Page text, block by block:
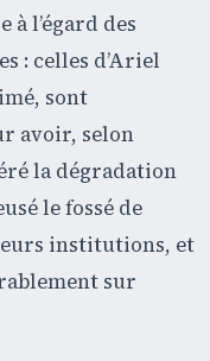
l’égard des
: celles d’Ariel
sont
avoir, selon
la dégradation
le fossé de
institutions, et
sur